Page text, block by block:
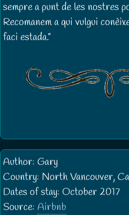
sempre a punt de les nostres
Recomanem a qui vulgui
faci estada.
Author: Gary
Country: North Vancouver,
Dates of stay: October 2017
Source: Airbnb